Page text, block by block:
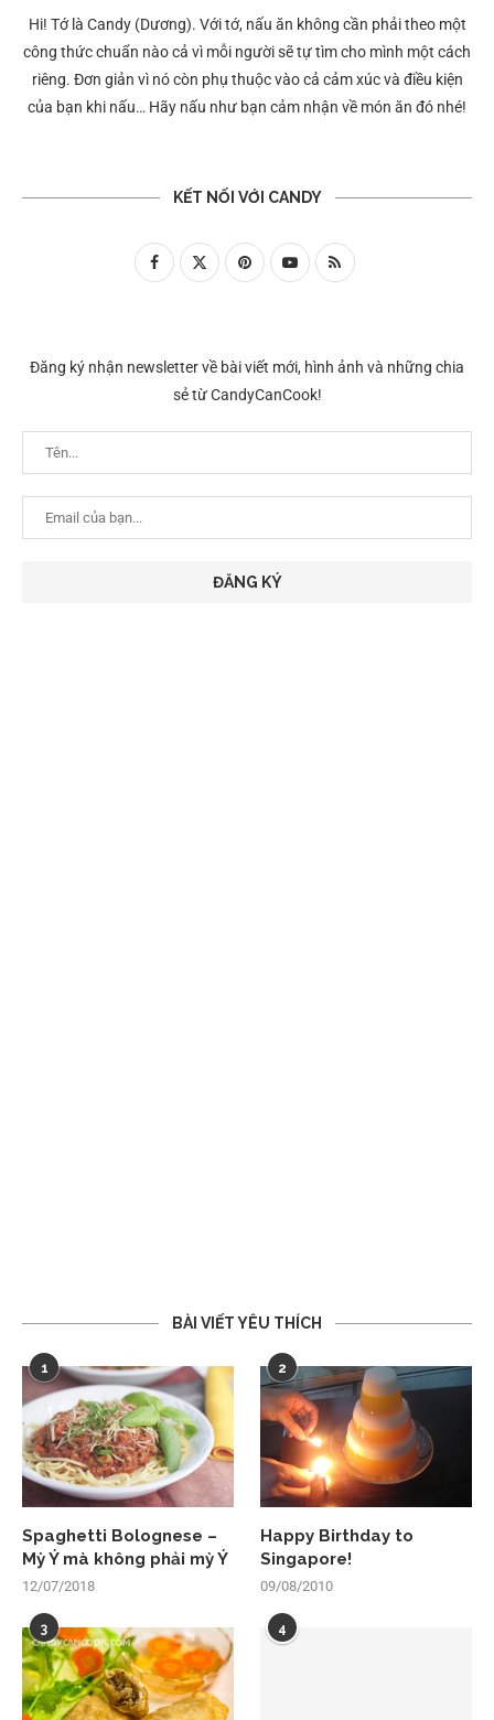
Hi! Tớ là Candy (Dương). Với tớ, nấu ăn không cần phải theo một
công thức chuẩn nào cả vì mỗi người sẽ tự tìm cho mình một cách
riêng. Đơn giản vì nó còn phụ thuộc vào cả cảm xúc và điều kiện
của bạn khi nấu… Hãy nấu như bạn cảm nhận về món ăn đó nhé!
KẾT NỐI VỚI CANDY
Đăng ký nhận newsletter về bài viết mới, hình ảnh và những chia
sẻ từ CandyCanCook!
BÀI VIẾT YÊU THÍCH
1
Spaghetti Bolognese –
Mỳ Ý mà không phải mỳ Ý
12/07/2018
2
Happy Birthday to
Singapore!
09/08/2010
3 4